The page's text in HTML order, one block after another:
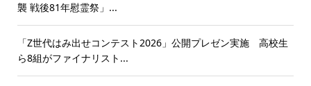
襲 戦後81年慰霊祭」...
「Z世代はみ出せコンテスト2026」公開プレゼン実施 高校生
ら8組がファイナリスト...